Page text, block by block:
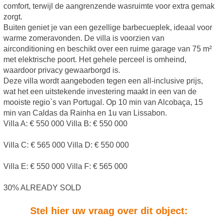
comfort, terwijl de aangrenzende wasruimte voor extra gemak
zorgt.
Buiten geniet je van een gezellige barbecueplek, ideaal voor
warme zomeravonden. De villa is voorzien van
airconditioning en beschikt over een ruime garage van 75 m²
met elektrische poort. Het gehele perceel is omheind,
waardoor privacy gewaarborgd is.
Deze villa wordt aangeboden tegen een all-inclusive prijs,
wat het een uitstekende investering maakt in een van de
mooiste regio`s van Portugal. Op 10 min van Alcobaça, 15
min van Caldas da Rainha en 1u van Lissabon.
Villa A: € 550 000 Villa B: € 550 000
Villa C: € 565 000 Villa D: € 550 000
Villa E: € 550 000 Villa F: € 565 000
30% ALREADY SOLD
Stel hier uw vraag over dit object: